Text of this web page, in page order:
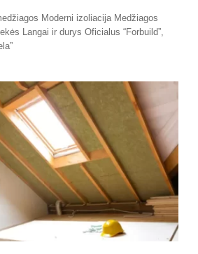
Moderni izoliacija Medžiagos
Langai ir durys Oficialus “Forbuild”,